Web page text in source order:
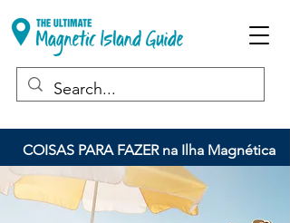
COISAS PARA FAZER na Ilha Magnética